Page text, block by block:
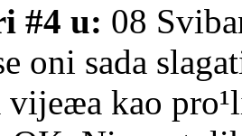
#4 u: 08
oni sada
vijeæa kao